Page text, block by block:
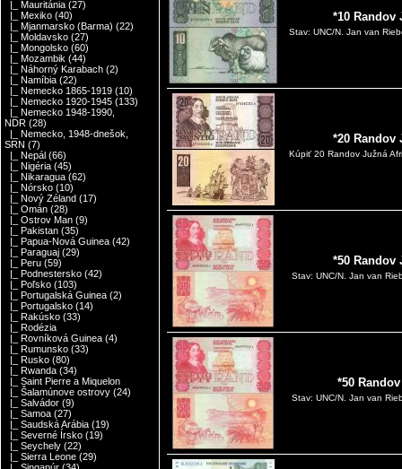
|_ Mauritánia (27)
|_ Mexiko (40)
|_ Mjanmarsko (Barma) (22)
|_ Moldavsko (27)
|_ Mongolsko (60)
|_ Mozambik (44)
|_ Náhorný Karabach (2)
|_ Namíbia (22)
|_ Nemecko 1865-1919 (10)
|_ Nemecko 1920-1945 (133)
|_ Nemecko 1948-1990,
NDR (28)
|_ Nemecko, 1948-dnešok,
SRN (7)
|_ Nepál (66)
|_ Nigéria (45)
|_ Nikaragua (62)
|_ Nórsko (10)
|_ Nový Zéland (17)
|_ Omán (28)
|_ Ostrov Man (9)
|_ Pakistan (35)
|_ Papua-Nová Guinea (42)
|_ Paraguaj (29)
|_ Peru (59)
|_ Podnestersko (42)
|_ Poľsko (103)
|_ Portugalská Guinea (2)
|_ Portugalsko (14)
|_ Rakúsko (33)
|_ Rodézia
|_ Rovníková Guinea (4)
|_ Rumunsko (33)
|_ Rusko (80)
|_ Rwanda (34)
|_ Saint Pierre a Miquelon
|_ Šalamúnove ostrovy (24)
|_ Salvádor (9)
|_ Samoa (27)
|_ Saudská Arábia (19)
|_ Severné Írsko (19)
|_ Seychely (22)
|_ Sierra Leone (29)
*10 Randov
Stav: UNC/N. Jan van
*20 Randov
Kúpiť 20 Randov Južná
*50 Randov
Stav: UNC/N. Jan van
*50
Stav: UNC/N. Jan van